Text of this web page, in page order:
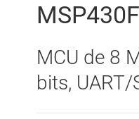
MCU de 8
bits,